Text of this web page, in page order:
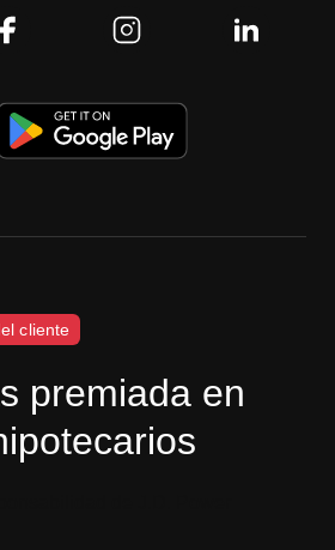
cliente
premiada en